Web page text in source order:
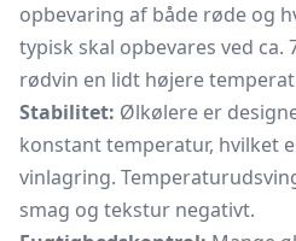
opbevaring af både røde og
typisk skal opbevares ved
rødvin en lidt højere
Stabilitet: Ølkølere er
konstant temperatur, hvilket
vinlagring.
smag og tekstur negativt.